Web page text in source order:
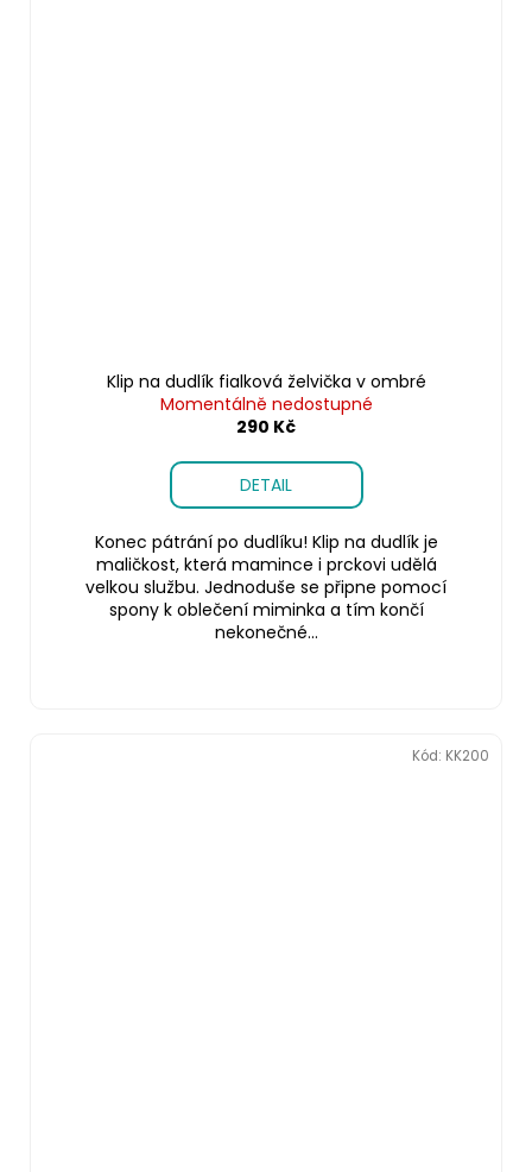
Klip na dudlík fialková želvička v ombré
Momentálně nedostupné
290 Kč
DETAIL
Konec pátrání po dudlíku! Klip na dudlík je
maličkost, která mamince i prckovi udělá
velkou službu. Jednoduše se připne pomocí
spony k oblečení miminka a tím končí
nekonečné...
Kód: KK200